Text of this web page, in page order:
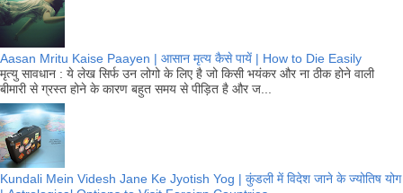
Aasan Mritu Kaise Paayen | आसान मृत्य कैसे पायें | How to Die Easily
मृत्यु सावधान : ये लेख सिर्फ उन लोगो के लिए है जो किसी भयंकर और ना ठीक होने वाली
बीमारी से ग्रस्त होने के कारण बहुत समय से पीड़ित है और ज...
Kundali Mein Videsh Jane Ke Jyotish Yog | कुंडली में विदेश जाने के ज्योतिष योग